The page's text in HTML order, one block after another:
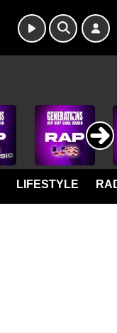
LIFESTYLE